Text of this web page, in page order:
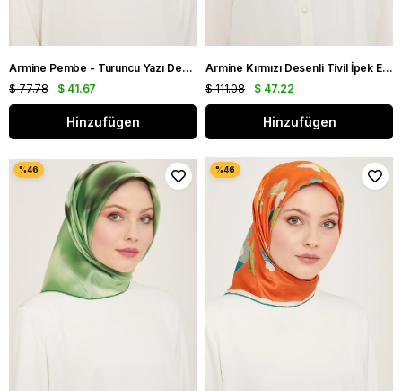
Armine Pembe - Turuncu Yazı Desen Tivil İpek Eşarp 9142 - 81
$ 41.67
$ 77.78
Hinzufügen
Armine Kırmızı Desenli Tivil İpek Eşarp IST 8906 - 35
$ 47.22
$ 111.08
Hinzufügen